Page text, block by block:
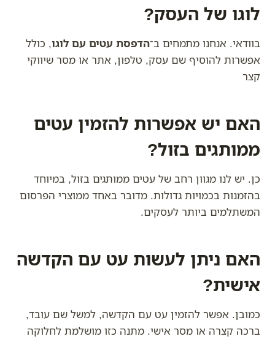
לוגו של העסק?
בוודאי. אנחנו מתמחים ב־הדפסת עטים עם לוגו, כולל
אפשרות להוסיף שם עסק, טלפון, אתר או מסר שיווקי
קצר
האם יש אפשרות להזמין עטים
ממותגים בזול?
כן. יש לנו מגוון רחב של עטים ממותגים בזול, במיוחד
בהזמנות בכמויות גדולות. מדובר באחד ממוצרי הפרסום
המשתלמים ביותר לעסקים.
האם ניתן לעשות עט עם הקדשה
אישית?
כמובן. אפשר להזמין עט עם הקדשה, למשל שם עובד,
ברכה קצרה או מסר אישי. מתנה כזו מושלמת לחלוקה